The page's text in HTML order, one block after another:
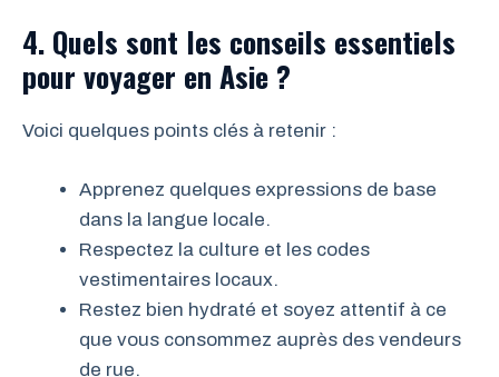
4. Quels sont les conseils essentiels
pour voyager en Asie ?
Voici quelques points clés à retenir :
Apprenez quelques expressions de base
dans la langue locale.
Respectez la culture et les codes
vestimentaires locaux.
Restez bien hydraté et soyez attentif à ce
que vous consommez auprès des vendeurs
de rue.